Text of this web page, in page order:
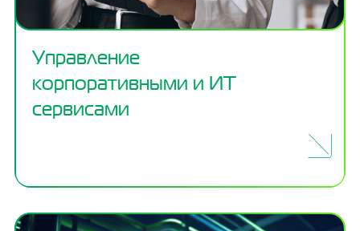
Управление
корпоративными и ИТ
сервисами